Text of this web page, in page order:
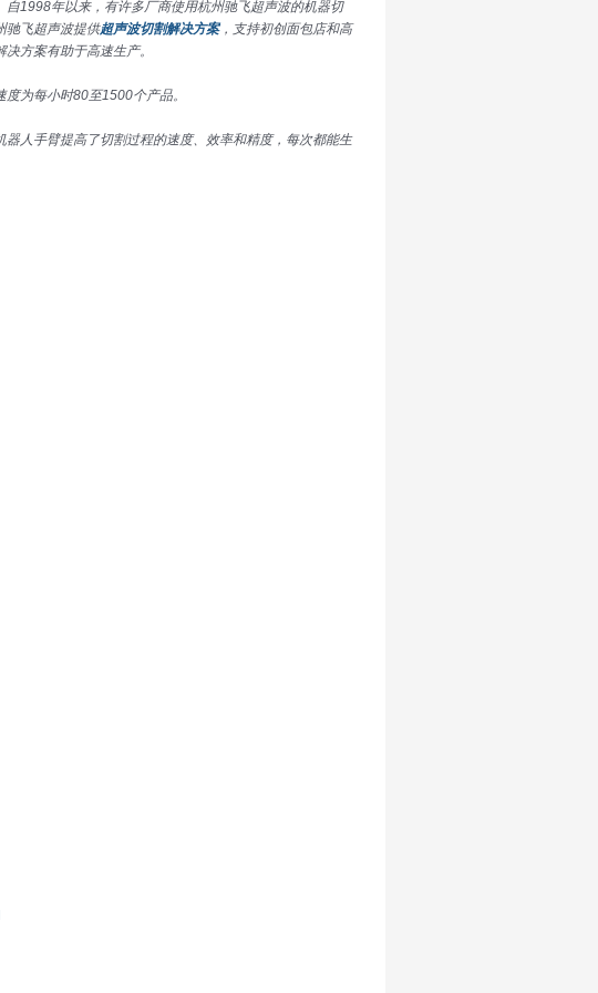
自1998年以来，有许多厂商使用杭州驰飞超声波的机器切
驰飞超声波提供超声波切割解决方案，支持初创面包店和高
方案有助于高速生产。
为每小时80至1500个产品。
人手臂提高了切割过程的速度、效率和精度，每次都能生